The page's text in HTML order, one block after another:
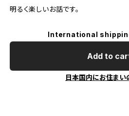
明るく楽しいお話です。
International
Add to
日本国内にお住まい